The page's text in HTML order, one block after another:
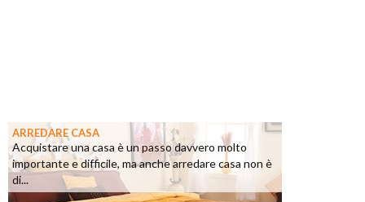
ARREDARE CASA
Acquistare una casa è un passo davvero molto
importante e difficile, ma anche arredare casa non è
di...